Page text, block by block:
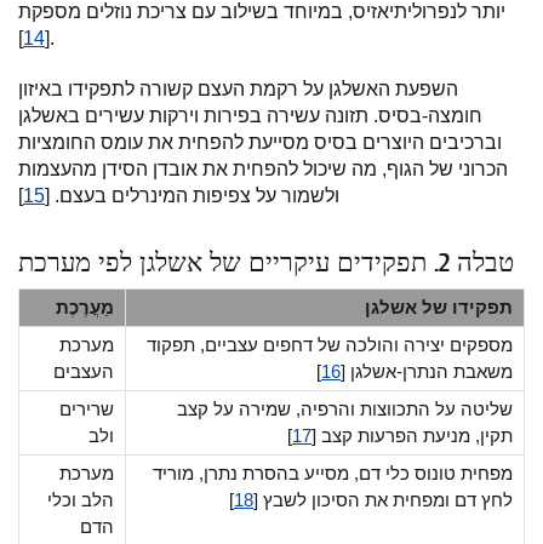
יותר לנפרוליתיאזיס, במיוחד בשילוב עם צריכת נוזלים מספקת
[
14 ].
השפעת האשלגן על רקמת העצם קשורה לתפקידו באיזון
חומצה-בסיס. תזונה עשירה בפירות וירקות עשירים באשלגן
וברכיבים היוצרים בסיס מסייעת להפחית את עומס החומציות
הכרוני של הגוף, מה שיכול להפחית את אובדן הסידן מהעצמות
ולשמור על צפיפות המינרלים בעצם. [15
]
טבלה 2. תפקידים עיקריים של אשלגן לפי מערכת
מַעֲרֶכֶת
תפקידו של אשלגן
מערכת
העצבים
מספקים יצירה והולכה של דחפים עצביים, תפקוד
משאבת הנתרן-אשלגן [16
]
שרירים
ולב
שליטה על התכווצות והרפיה, שמירה על קצב
תקין, מניעת הפרעות קצב [17
]
מערכת
הלב וכלי
הדם
מפחית טונוס כלי דם, מסייע בהסרת נתרן, מוריד
לחץ דם ומפחית את הסיכון לשבץ [18
]